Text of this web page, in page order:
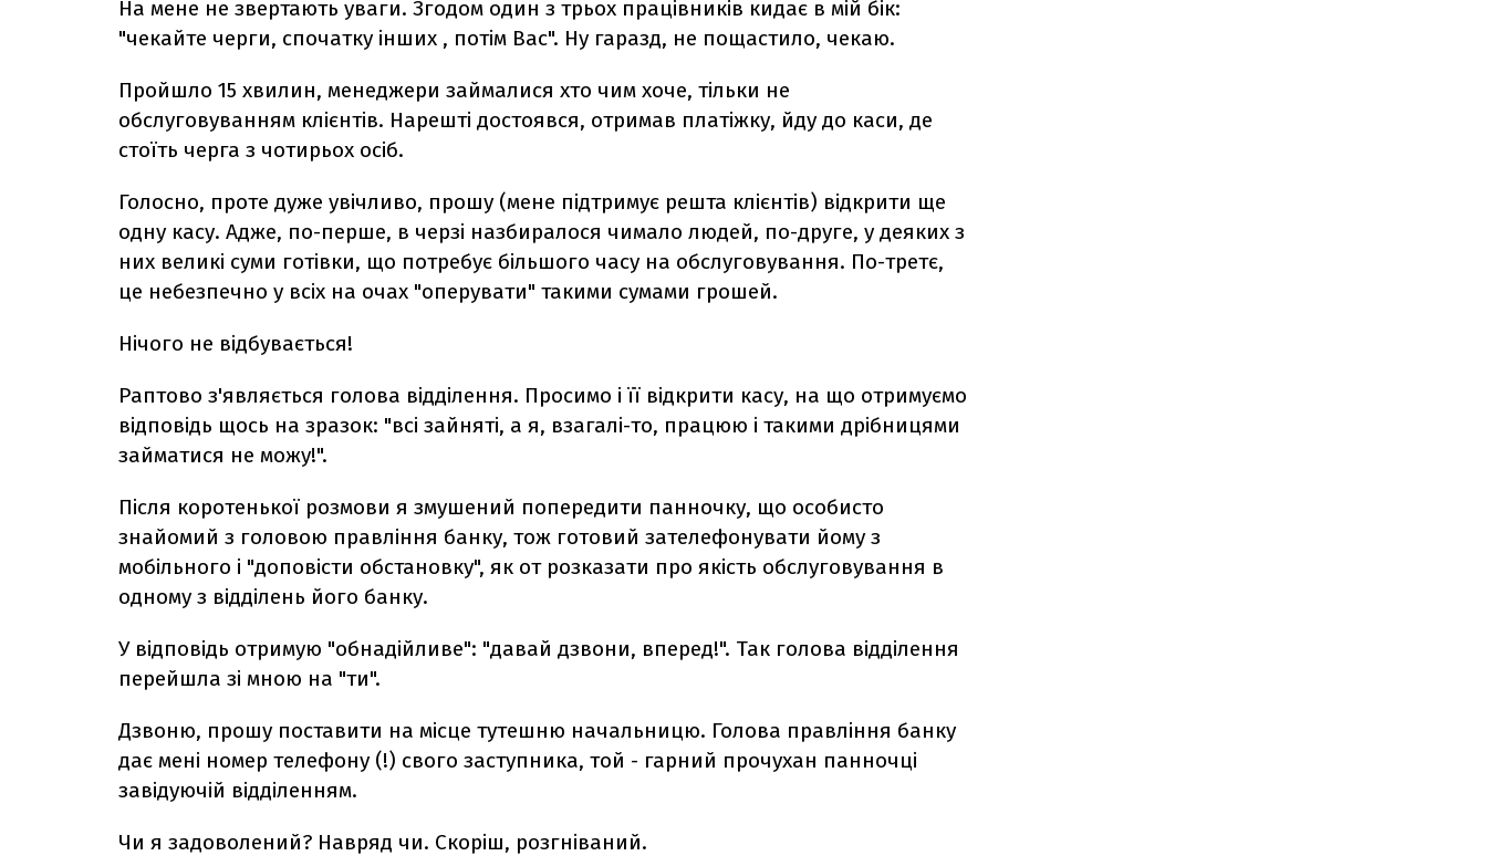
На мене не звертають уваги. Згодом один з трьох працівників кидає в мій бік:
"чекайте черги, спочатку інших , потім Вас". Ну гаразд, не пощастило, чекаю.
Пройшло 15 хвилин, менеджери займалися хто чим хоче, тільки не
обслуговуванням клієнтів. Нарешті достоявся, отримав платіжку, йду до каси, де
стоїть черга з чотирьох осіб.
Голосно, проте дуже увічливо, прошу (мене підтримує решта клієнтів) відкрити ще
одну касу. Адже, по-перше, в черзі назбиралося чимало людей, по-друге, у деяких з
них великі суми готівки, що потребує більшого часу на обслуговування. По-третє,
це небезпечно у всіх на очах "оперувати" такими сумами грошей.
Нічого не відбувається!
Раптово з'являється голова відділення. Просимо і її відкрити касу, на що отримуємо
відповідь щось на зразок: "всі зайняті, а я, взагалі-то, працюю і такими дрібницями
займатися не можу!".
Після коротенької розмови я змушений попередити панночку, що особисто
знайомий з головою правління банку, тож готовий зателефонувати йому з
мобільного і "доповісти обстановку", як от розказати про якість обслуговування в
одному з відділень його банку.
У відповідь отримую "обнадійливе": "давай дзвони, вперед!". Так голова відділення
перейшла зі мною на "ти".
Дзвоню, прошу поставити на місце тутешню начальницю. Голова правління банку
дає мені номер телефону (!) свого заступника, той - гарний прочухан панночці
завідуючій відділенням.
Чи я задоволений? Навряд чи. Скоріш, розгніваний.